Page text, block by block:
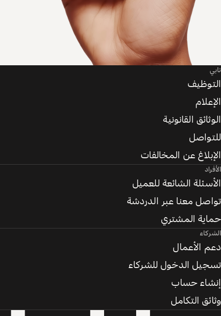
تابي
التوظيف
الإعلام
الوثائق القانونية
للتواصل
الإبلاغ عن المخالفات
الأفراد
الأسئلة الشائعة للعميل
تواصل معنا عبر الدردشة
حماية المشتري
الشركاء
دعم الأعمال
تسجيل الدخول للشركاء
إنشاء حساب
وثائق التكامل